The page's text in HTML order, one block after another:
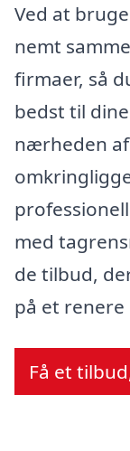
Ved at
nemt
firmaer, så
bedst til
nærheden
med
de tilbud,
på et
Få et